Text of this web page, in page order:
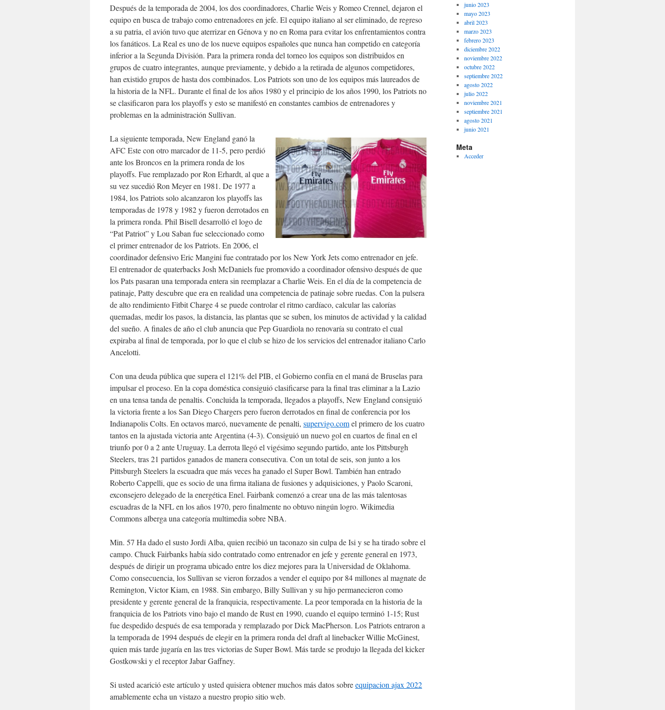
Después de la temporada de 2004, los dos coordinadores, Charlie Weis y Romeo Crennel, dejaron el
equipo en busca de trabajo como entrenadores en jefe. El equipo italiano al ser eliminado, de regreso
a su patria, el avión tuvo que aterrizar en Génova y no en Roma para evitar los enfrentamientos contra
los fanáticos. La Real es uno de los nueve equipos españoles que nunca han competido en categoría
inferior a la Segunda División. Para la primera ronda del torneo los equipos son distribuidos en
grupos de cuatro integrantes, aunque previamente, y debido a la retirada de algunos competidores,
han existido grupos de hasta dos combinados. Los Patriots son uno de los equipos más laureados de
la historia de la NFL. Durante el final de los años 1980 y el principio de los años 1990, los Patriots no
se clasificaron para los playoffs y esto se manifestó en constantes cambios de entrenadores y
problemas en la administración Sullivan.
La siguiente temporada, New England ganó la
AFC Este con otro marcador de 11-5, pero perdió
ante los Broncos en la primera ronda de los
playoffs. Fue remplazado por Ron Erhardt, al que a
su vez sucedió Ron Meyer en 1981. De 1977 a
1984, los Patriots solo alcanzaron los playoffs las
temporadas de 1978 y 1982 y fueron derrotados en
la primera ronda. Phil Bisell desarrolló el logo de
“Pat Patriot” y Lou Saban fue seleccionado como
el primer entrenador de los Patriots. En 2006, el
coordinador defensivo Eric Mangini fue contratado por los New York Jets como entrenador en jefe.
El entrenador de quaterbacks Josh McDaniels fue promovido a coordinador ofensivo después de que
los Pats pasaran una temporada entera sin reemplazar a Charlie Weis. En el día de la competencia de
patinaje, Patty descubre que era en realidad una competencia de patinaje sobre ruedas. Con la pulsera
de alto rendimiento Fitbit Charge 4 se puede controlar el ritmo cardíaco, calcular las calorías
quemadas, medir los pasos, la distancia, las plantas que se suben, los minutos de actividad y la calidad
del sueño. A finales de año el club anuncia que Pep Guardiola no renovaría su contrato el cual
expiraba al final de temporada, por lo que el club se hizo de los servicios del entrenador italiano Carlo
Ancelotti.
Con una deuda pública que supera el 121% del PIB, el Gobierno confía en el maná de Bruselas para
impulsar el proceso. En la copa doméstica consiguió clasificarse para la final tras eliminar a la Lazio
en una tensa tanda de penaltis. Concluida la temporada, llegados a playoffs, New England consiguió
la victoria frente a los San Diego Chargers pero fueron derrotados en final de conferencia por los
Indianapolis Colts. En octavos marcó, nuevamente de penalti, supervigo.comel primero de los cuatro
tantos en la ajustada victoria ante Argentina (4-3). Consiguió un nuevo gol en cuartos de final en el
triunfo por 0 a 2 ante Uruguay. La derrota llegó el vigésimo segundo partido, ante los Pittsburgh
Steelers, tras 21 partidos ganados de manera consecutiva. Con un total de seis, son junto a los
Pittsburgh Steelers la escuadra que más veces ha ganado el Super Bowl. También han entrado
Roberto Cappelli, que es socio de una firma italiana de fusiones y adquisiciones, y Paolo Scaroni,
exconsejero delegado de la energética Enel. Fairbank comenzó a crear una de las más talentosas
escuadras de la NFL en los años 1970, pero finalmente no obtuvo ningún logro. Wikimedia
Commons alberga una categoría multimedia sobre NBA.
Min. 57 Ha dado el susto Jordi Alba, quien recibió un taconazo sin culpa de Isi y se ha tirado sobre el
campo. Chuck Fairbanks había sido contratado como entrenador en jefe y gerente general en 1973,
después de dirigir un programa ubicado entre los diez mejores para la Universidad de Oklahoma.
Como consecuencia, los Sullivan se vieron forzados a vender el equipo por 84 millones al magnate de
Remington, Victor Kiam, en 1988. Sin embargo, Billy Sullivan y su hijo permanecieron como
presidente y gerente general de la franquicia, respectivamente. La peor temporada en la historia de la
franquicia de los Patriots vino bajo el mando de Rust en 1990, cuando el equipo terminó 1-15; Rust
fue despedido después de esa temporada y remplazado por Dick MacPherson. Los Patriots entraron a
la temporada de 1994 después de elegir en la primera ronda del draft al linebacker Willie McGinest,
quien más tarde jugaría en las tres victorias de Super Bowl. Más tarde se produjo la llegada del kicker
Gostkowski y el receptor Jabar Gaffney.
Si usted acarició este artículo y usted quisiera obtener muchos más datos sobreequipacion ajax 2022
amablemente echa un vistazo a nuestro propio sitio web.
junio 2023
mayo 2023
abril 2023
marzo 2023
febrero 2023
diciembre 2022
noviembre 2022
octubre 2022
septiembre 2022
agosto 2022
julio 2022
noviembre 2021
septiembre 2021
agosto 2021
junio 2021
Meta
Acceder